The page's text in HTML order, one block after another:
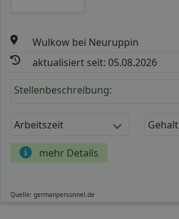
Wulkow bei Neuruppin
aktualisiert seit: 05.08.2026
Stellenbeschreibung:
Arbeitszeit Gehalt
mehr Details
Quelle: germanpersonnel.de